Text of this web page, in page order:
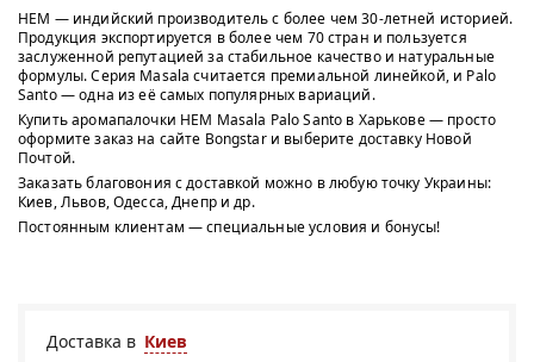
HEM — индийский производитель с более чем 30-летней историей.
Продукция экспортируется в более чем 70 стран и пользуется
заслуженной репутацией за стабильное качество и натуральные
формулы. Серия Masala считается премиальной линейкой, и Palo
Santo — одна из её самых популярных вариаций.
Купить аромапалочки HEM Masala Palo Santo в Харькове — просто
оформите заказ на сайте Bongstar и выберите доставку Новой
Почтой.
Заказать благовония с доставкой можно в любую точку Украины:
Киев, Львов, Одесса, Днепр и др.
Постоянным клиентам — специальные условия и бонусы!
Доставка в Киев